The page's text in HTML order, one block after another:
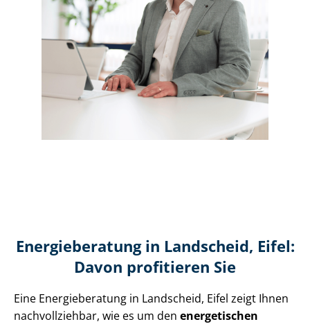
Energieberatung in Landscheid, Eifel:
Davon profitieren Sie
Eine Energieberatung in Landscheid, Eifel zeigt Ihnen
nachvollziehbar, wie es um den energetischen